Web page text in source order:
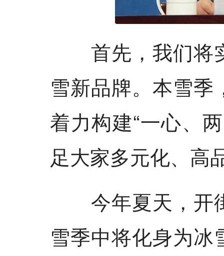
首先，我们将
雪新品牌。本雪
着力构建“一心、
足大家多元化、高
今年夏天，开
雪季中将化身为